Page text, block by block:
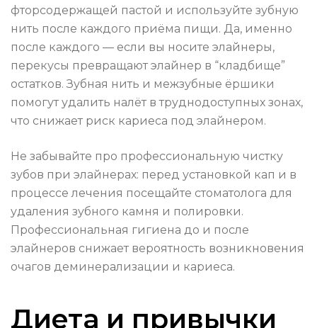
фторсодержащей пастой и используйте зубную
нить после каждого приёма пищи. Да, именно
после каждого — если вы носите элайнеры,
перекусы превращают элайнер в “кладбище”
остатков. Зубная нить и межзубные ёршики
помогут удалить налёт в труднодоступных зонах,
что снижает риск кариеса под элайнером.
Не забывайте про профессиональную чистку
зубов при элайнерах: перед установкой кап и в
процессе лечения посещайте стоматолога для
удаления зубного камня и полировки.
Профессиональная гигиена до и после
элайнеров снижает вероятность возникновения
очагов деминерализации и кариеса.
Диета и привычки